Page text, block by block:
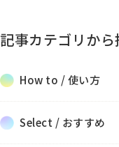
記事カテゴリから
How to / 使い方
Select / おすすめ